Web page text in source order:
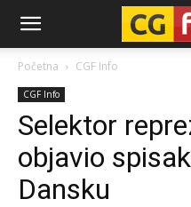
CG-
Fudbal
Početna CGF Info
CGF Info
Selektor
objavio
Dansku